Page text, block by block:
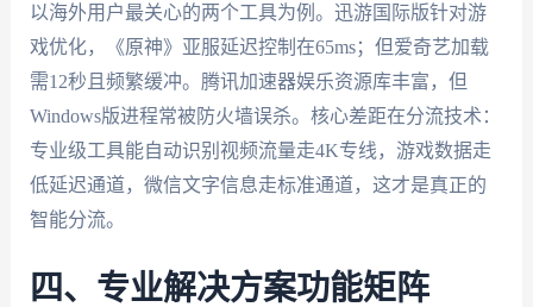
以海外用户最关心的两个工具为例。迅游国际版针对游
戏优化，《原神》亚服延迟控制在65ms；但爱奇艺加载
需12秒且频繁缓冲。腾讯加速器娱乐资源库丰富，但
Windows版进程常被防火墙误杀。核心差距在分流技术：
专业级工具能自动识别视频流量走4K专线，游戏数据走
低延迟通道，微信文字信息走标准通道，这才是真正的
智能分流。
四、专业解决方案功能矩阵